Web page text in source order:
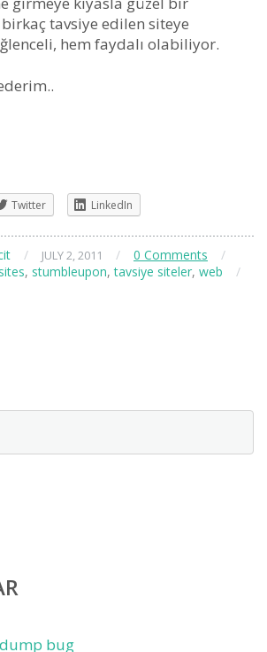
tavsiye edilen siteye
hem faydalı olabiliyor.
Twitter LinkedIn
/ JULY 2, 2011 / 0 Comments
/
, stumbleupon, tavsiye siteler, web
/
bug